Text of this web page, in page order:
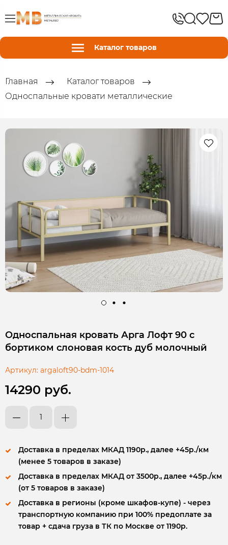
Каталог товаров
Главная
Каталог товаров
Односпальные кровати металлические
Односпальная кровать Арга Лофт 90 с
бортиком слоновая кость дуб молочный
Артикул: argaloft90-bdm-1014
14290 руб.
Доставка в пределах МКАД 1190р., далее +45р./км
(менее 5 товаров в заказе)
Доставка в пределах МКАД от 3500р., далее +45р./км
(от 5 товаров в заказе)
Доставка в регионы (кроме шкафов-купе) - через
транспортную компанию при 100% предоплате за
товар + сдача груза в ТК по Москве от 1190р.